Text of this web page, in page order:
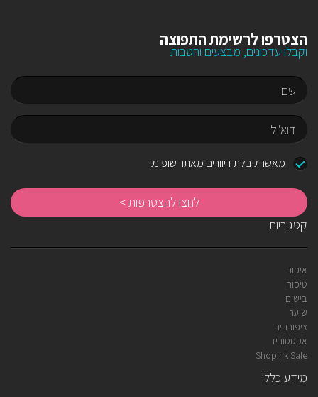
הצטרפו לרשימת התפוצה
וקבלו עדכונים, מבצעים והטבות
שם
דוא"למאשר קבלת דיוורים מאתר שופינק
קטגוריות
איפור
טיפוח
בישום
שיער
ציפורניים
אקססוריז
Shopink Sale
מידע כללי